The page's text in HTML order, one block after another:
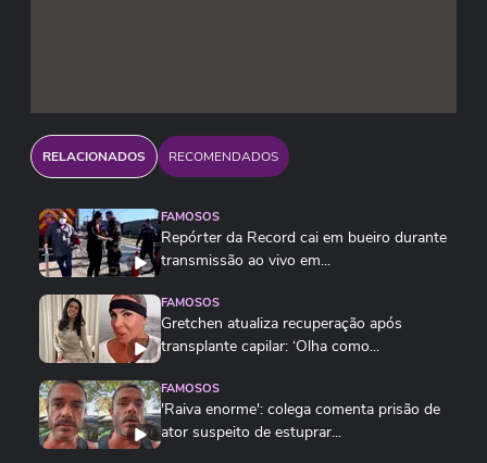
RELACIONADOS RECOMENDADOS
FAMOSOS
Repórter da Record cai em bueiro durante
transmissão ao vivo em...
FAMOSOS
Gretchen atualiza recuperação após
transplante capilar: ‘Olha como...
FAMOSOS
'Raiva enorme': colega comenta prisão de
ator suspeito de estuprar...